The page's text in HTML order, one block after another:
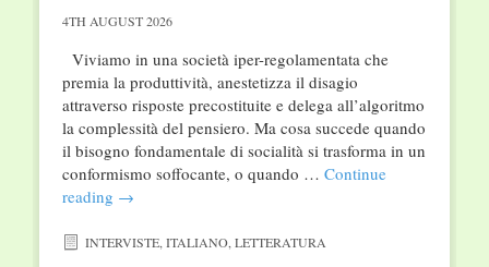
4TH AUGUST 2026
Viviamo in una società iper-regolamentata che
premia la produttività, anestetizza il disagio
attraverso risposte precostituite e delega all’algoritmo
la complessità del pensiero. Ma cosa succede quando
il bisogno fondamentale di socialità si trasforma in un
conformismo soffocante, o quando … Continue
reading →
INTERVISTE, ITALIANO, LETTERATURA